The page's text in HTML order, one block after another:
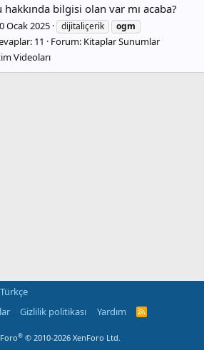
bilgisi olan var mı acaba?
Ocak 2025 dijitaliçerik
ogm
11 Forum: Kitaplar Sunumlar
Videoları
Gizlilik politikası Yardım
R
® © 2010-2026 XenForo Ltd.